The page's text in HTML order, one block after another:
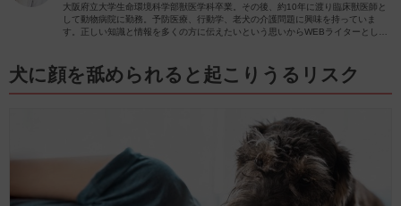
大阪府立大学生命環境科学部獣医学科卒業。その後、約10年に渡り臨床獣医師と
して動物病院に勤務。予防医療、行動学、老犬の介護問題に興味を持っていま
す。正しい知識と情報を多くの方に伝えたいという思いからWEBライターとして
犬に顔を舐められると起こりうるリスク